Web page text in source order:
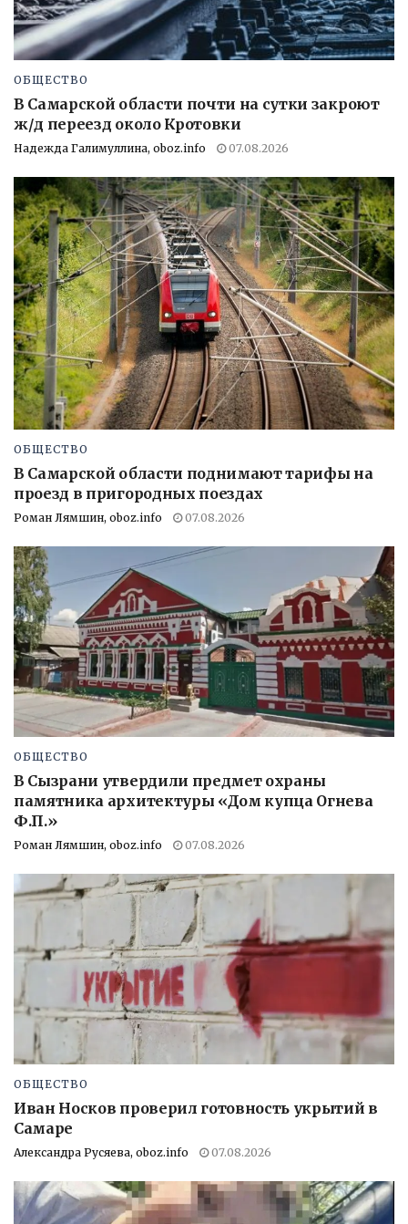
ОБЩЕСТВО
В Самарской области почти на сутки закроют
ж/д переезд около Кротовки
Надежда Галимуллина, oboz.info 07.08.2026
ОБЩЕСТВО
В Самарской области поднимают тарифы на
проезд в пригородных поездах
Роман Лямшин, oboz.info 07.08.2026
ОБЩЕСТВО
В Сызрани утвердили предмет охраны
памятника архитектуры «Дом купца Огнева
Ф.П.»
Роман Лямшин, oboz.info 07.08.2026
ОБЩЕСТВО
Иван Носков проверил готовность укрытий в
Самаре
Александра Русяева, oboz.info 07.08.2026